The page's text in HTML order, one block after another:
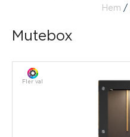
Hem /
Mutebox
Fler val